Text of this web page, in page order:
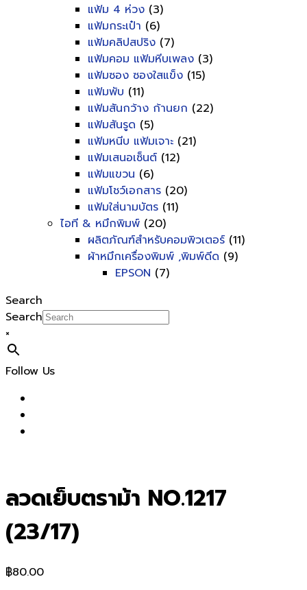
แฟ้ม 4 ห่วง (3)
แฟ้มกระเป๋า (6)
แฟ้มคลิปสปริง (7)
แฟ้มคอม แฟ้มหีบเพลง (3)
แฟ้มซอง ซองใสแข็ง (15)
แฟ้มพับ (11)
แฟ้มสันกว้าง ก้านยก (22)
แฟ้มสันรูด (5)
แฟ้มหนีบ แฟ้มเจาะ (21)
แฟ้มเสนอเซ็นต์ (12)
แฟ้มแขวน (6)
แฟ้มโชว์เอกสาร (20)
แฟ้มใส่นามบัตร (11)
ไอที & หมึกพิมพ์ (20)
ผลิตภัณฑ์สำหรับคอมพิวเตอร์ (11)
ผ้าหมึกเครื่องพิมพ์ ,พิมพ์ดีด (9)
EPSON (7)
Search
Search
×
Follow Us
ลวดเย็บตราม้า NO.1217
(23/17)
฿80.00